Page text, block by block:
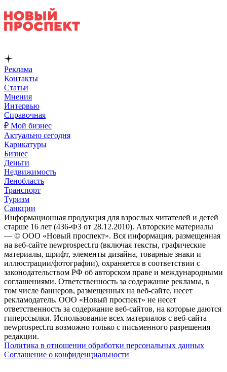
Реклама
Контакты
Статьи
Мнения
Интервью
Справочная
₽ Мой бизнес
Актуально сегодня
Карикатуры
Бизнес
Деньги
Недвижимость
Ленобласть
Транспорт
Туризм
Санкции
Информационная продукция для взрослых читателей и детей
старше 16 лет (436-ФЗ от 28.12.2010). Авторские материалы
— © ООО «Новый проспект». Вся информация, размещенная
на веб-сайте newprospect.ru (включая тексты, графические
материалы, шрифт, элементы дизайна, товарные знаки и
иллюстрации/фотографии), охраняется в соответствии с
законодательством РФ об авторском праве и международными
соглашениями. Ответственность за содержание рекламы, в
том числе баннеров, размещенных на веб-сайте, несет
рекламодатель. ООО «Новый проспект» не несет
ответственность за содержание веб-сайтов, на которые даются
гиперссылки. Использование всех материалов с веб-сайта
newprospect.ru возможно только с письменного разрешения
редакции.
Политика в отношении обработки персональных данных
Соглашение о конфиденциальности